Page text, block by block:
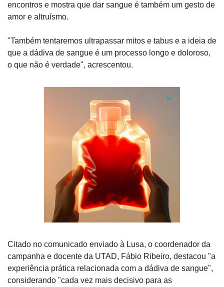
encontros e mostra que dar sangue é também um gesto de
amor e altruísmo.
"Também tentaremos ultrapassar mitos e tabus e a ideia de
que a dádiva de sangue é um processo longo e doloroso,
o que não é verdade", acrescentou.
Citado no comunicado enviado à Lusa, o coordenador da
campanha e docente da UTAD, Fábio Ribeiro, destacou "a
experiência prática relacionada com a dádiva de sangue",
considerando "cada vez mais decisivo para as